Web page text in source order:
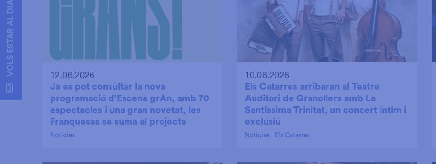
VOLS ESTAR AL DIA?
12.06.2026
Ja es pot consultar la nova
programació d’Escena grAn, amb 70
espectacles i una gran novetat, les
Franqueses se suma al projecte
Noticies
10.06.2026
Els Catarres arribaran al Teatre
Auditori de Granollers amb La
Santíssima Trinitat, un concert íntim i
exclusiu
Noticies Els Catarres